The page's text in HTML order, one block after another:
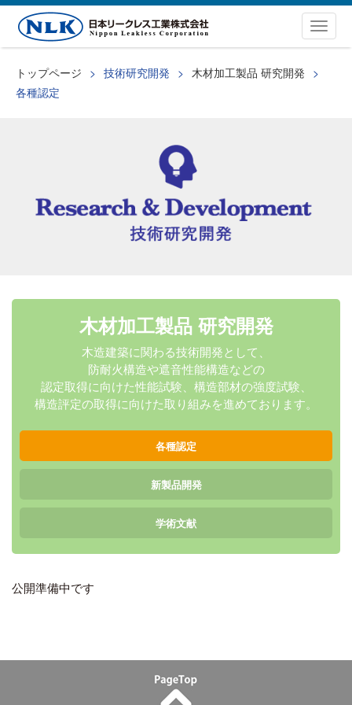
トップページ 技術研究開発
木材加工製品 研究開発
各種認定
木材加工製品 研究開発
木造建築に関わる技術開発として、
防耐火構造や遮音性能構造などの
認定取得に向けた性能試験、 構造部材の強度試験、
構造評定の取得に向けた取り組みを進めております。
各種認定
新製品開発
学術文献
公開準備中です